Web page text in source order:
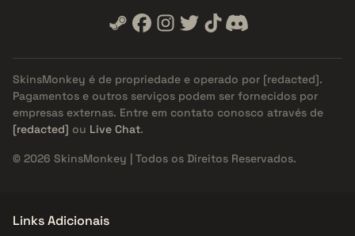
SkinsMonkey é de propriedade e operado por [redacted].
Pagamentos e outros serviços podem ser fornecidos por
empresas externas. Entre em contato conosco através de
[redacted] ou Live Chat.
© 2026 SkinsMonkey | Todos os Direitos Reservados.
Links Adicionais